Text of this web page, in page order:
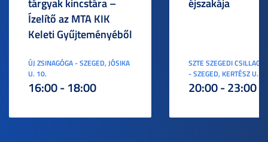
tárgyak kincstára –
Ízelítő az MTA KIK
Keleti Gyűjteményéből
ÚJ ZSINAGÓGA - SZEGED, JÓSIKA
U. 10.
16:00 - 18:00
éjszakája
SZTE SZEGEDI
- SZEGED, KERTÉSZ U. 3.
20:00 - 23:00